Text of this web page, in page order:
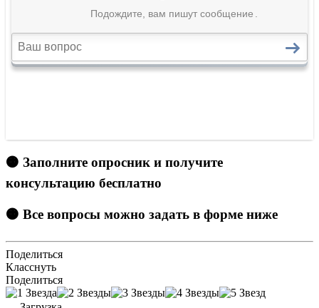
🟠 Заполните опросник и получите
консультацию бесплатно
🟠 Все вопросы можно задать в форме ниже
Поделиться
Класснуть
Поделиться